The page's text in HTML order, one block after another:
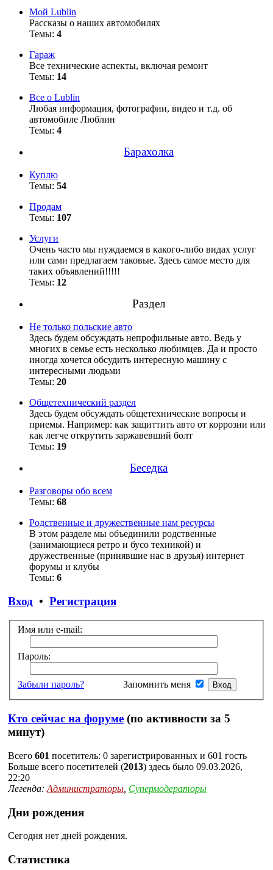
Мой Lublin
Рассказы о наших автомобилях
Темы: 4
Гараж
Все технические аспекты, включая ремонт
Темы: 14
Все о Lublin
Любая информация, фотографии, видео и т.д. об
автомобиле Люблин
Темы: 4
Барахолка
Куплю
Темы: 54
Продам
Темы: 107
Услуги
Очень часто мы нуждаемся в какого-либо видах услуг
или сами предлагаем таковые. Здесь самое место для
таких объявлений!!!!!
Темы: 12
Раздел
Не только польские авто
Здесь будем обсуждать непрофильные авто. Ведь у
многих в семье есть несколько любимцев. Да и просто
иногда хочется обсудить интересную машину с
интересными людьми
Темы: 20
Общетехнический раздел
Здесь будем обсуждать общетехнические вопросы и
приемы. Например: как защиттить авто от коррозии или
как легче открутить заржавевший болт
Темы: 19
Беседка
Разговоры обо всем
Темы: 68
Родственные и дружественные нам ресурсы
В этом разделе мы объединили родственные
(занимающиеся ретро и бусо техникой) и
дружественные (принявшие нас в друзья) интернет
форумы и клубы
Темы: 6
Вход • Регистрация
Имя или e-mail:
Пароль:
Забыли пароль? Запомнить меня
Кто сейчас на форуме (по активности за 5
минут)
Всего 601 посетитель: 0 зарегистрированных и 601 гость
Больше всего посетителей (2013) здесь было 09.03.2026,
22:20
Легенда: Администраторы Супермодераторы
Дни рождения
Сегодня нет дней рождения.
Статистика